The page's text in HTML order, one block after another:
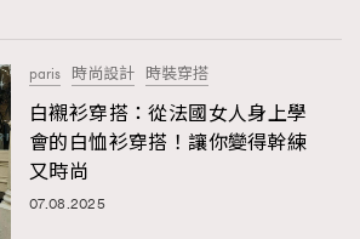
FigaroTalk 48
FigaroWatch 83
Grooming&Fitness 38
HommesFashion 2
HommeStyle
paris 時尚設計 時裝穿搭
白襯衫穿搭：從法國女人身上學
會的白恤衫穿搭！讓你變得幹練
又時尚
07.08.2025